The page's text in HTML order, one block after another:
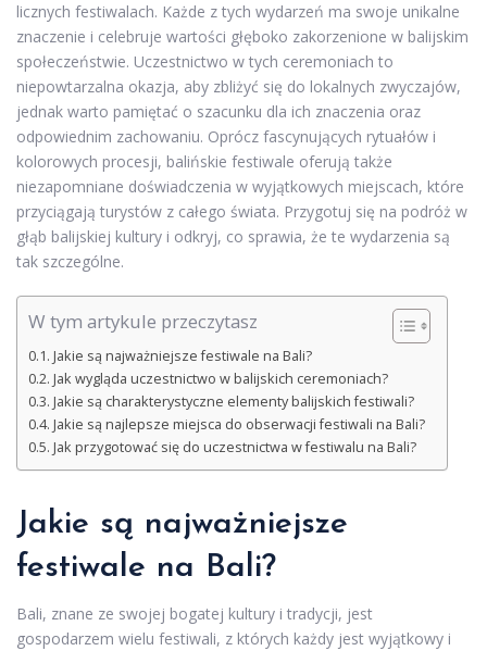
licznych festiwalach. Każde z tych wydarzeń ma swoje unikalne
znaczenie i celebruje wartości głęboko zakorzenione w balijskim
społeczeństwie. Uczestnictwo w tych ceremoniach to
niepowtarzalna okazja, aby zbliżyć się do lokalnych zwyczajów,
jednak warto pamiętać o szacunku dla ich znaczenia oraz
odpowiednim zachowaniu. Oprócz fascynujących rytuałów i
kolorowych procesji, balińskie festiwale oferują także
niezapomniane doświadczenia w wyjątkowych miejscach, które
przyciągają turystów z całego świata. Przygotuj się na podróż w
głąb balijskiej kultury i odkryj, co sprawia, że te wydarzenia są
tak szczególne.
W tym artykule przeczytasz
Jakie są najważniejsze festiwale na Bali?
Jak wygląda uczestnictwo w balijskich ceremoniach?
Jakie są charakterystyczne elementy balijskich festiwali?
Jakie są najlepsze miejsca do obserwacji festiwali na Bali?
Jak przygotować się do uczestnictwa w festiwalu na Bali?
Jakie są najważniejsze
festiwale na Bali?
Bali, znane ze swojej bogatej kultury i tradycji, jest
gospodarzem wielu festiwali, z których każdy jest wyjątkowy i